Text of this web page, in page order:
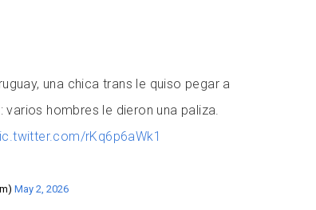
una chica trans le quiso pegar a
varios hombres le dieron una paliza.
rKq6p6aWk1
May 2, 2026